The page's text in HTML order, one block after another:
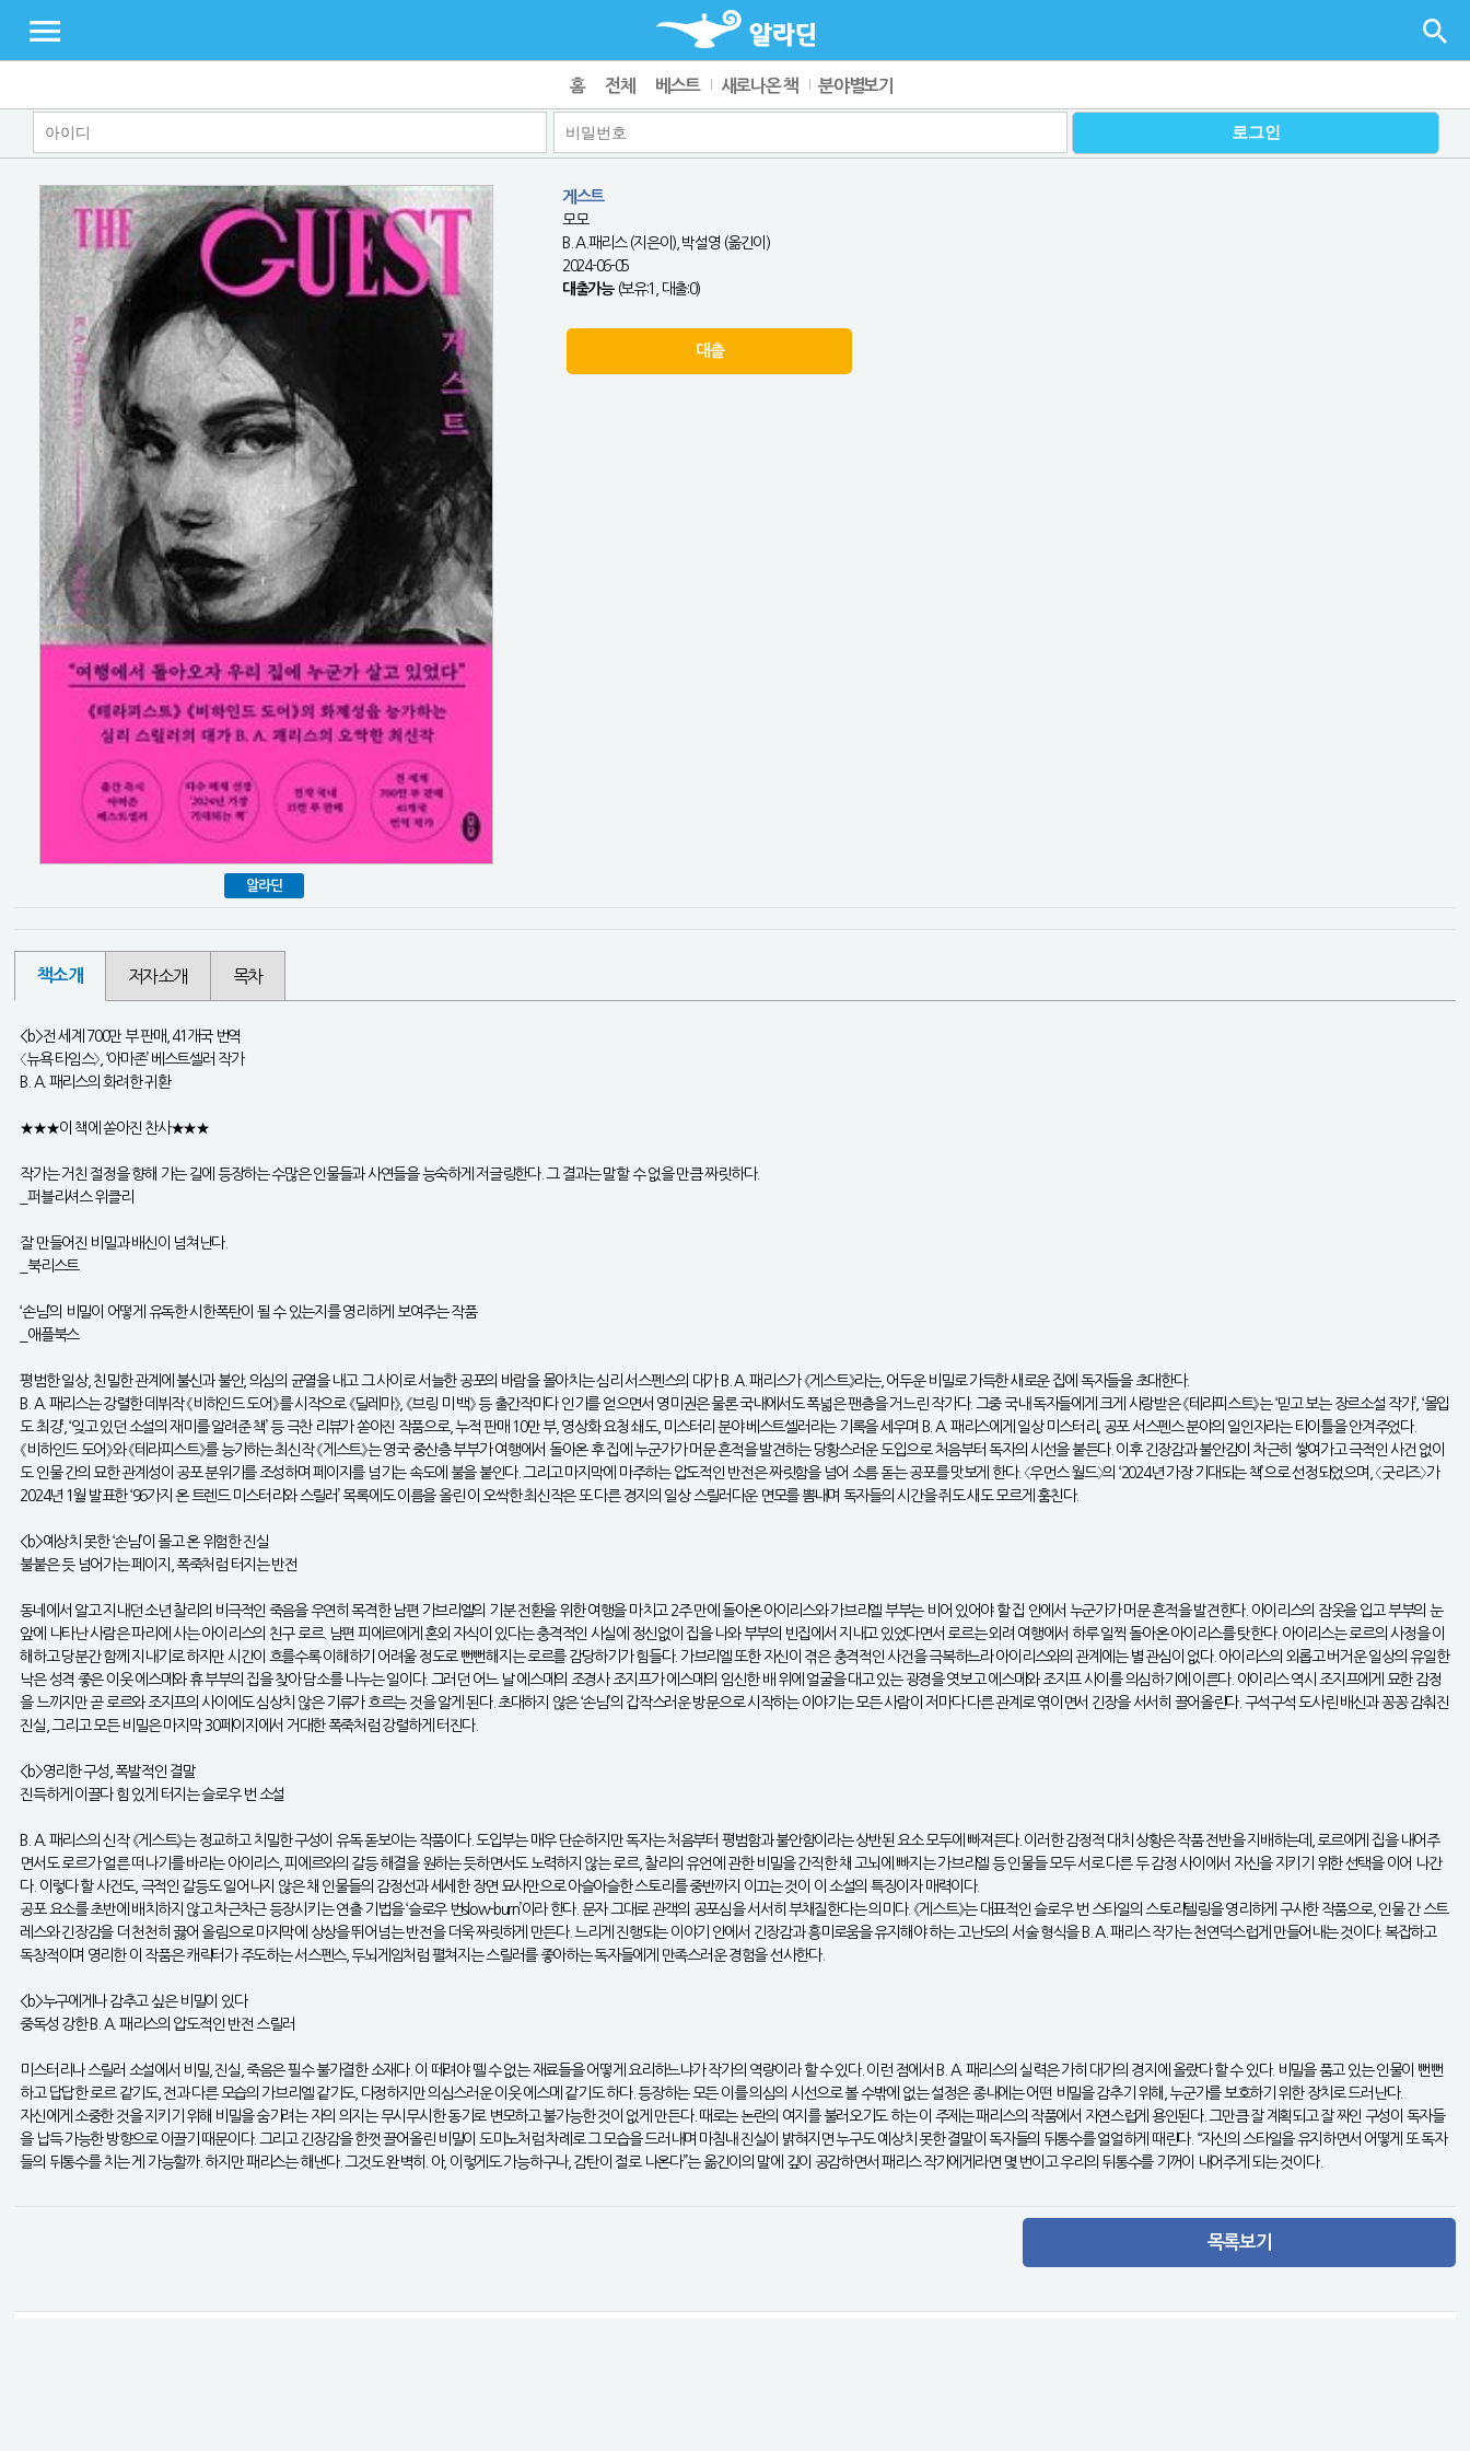
홈 전체 베스트 새로나온 책 분야별보기
알라딘
게스트
모모
B. A.패리스 (지은이), 박설영 (옮긴이)
2024-06-05
대출가능(보유:1, 대출:0)
대출
책소개 저자소개 목차
<b>전 세계 700만 부 판매, 41개국 번역
〈뉴욕 타임스〉, ‘아마존’ 베스트셀러 작가
B. A. 패리스의 화려한 귀환
★★★이 책에 쏟아진 찬사★★★
작가는 거친 절정을 향해 가는 길에 등장하는 수많은 인물들과 사연들을 능숙하게 저글링한다. 그 결과는 말할 수 없을 만큼 짜릿하다.
_퍼블리셔스 위클리
잘 만들어진 비밀과 배신이 넘쳐난다.
_북리스트
‘손님’의 비밀이 어떻게 유독한 시한폭탄이 될 수 있는지를 영리하게 보여주는 작품
_애플북스
평범한 일상, 친밀한 관계에 불신과 불안, 의심의 균열을 내고 그 사이로 서늘한 공포의 바람을 몰아치는 심리 서스펜스의 대가 B. A. 패리스가 《게스트》라는, 어두운 비밀로 가득한 새로운 집에 독자들을 초대한다.
B. A. 패리스는 강렬한 데뷔작 《비하인드 도어》를 시작으로 《딜레마》, 《브링 미 백》 등 출간작마다 인기를 얻으면서 영미권은 물론 국내에서도 폭넓은 팬층을 거느린 작가다. 그중 국내 독자들에게 크게 사랑받은 《테라피스트》는 ‘믿고 보는 장르소설 작가’, ‘몰입
도 최강’, ‘잊고 있던 소설의 재미를 알려준 책’ 등 극찬 리뷰가 쏟아진 작품으로, 누적 판매 10만 부, 영상화 요청 쇄도, 미스터리 분야 베스트셀러라는 기록을 세우며 B. A. 패리스에게 일상 미스터리, 공포 서스펜스 분야의 일인자라는 타이틀을 안겨주었다.
《비하인드 도어》와 《테라피스트》를 능가하는 최신작 《게스트》는 영국 중산층 부부가 여행에서 돌아온 후 집에 누군가가 머문 흔적을 발견하는 당황스러운 도입으로 처음부터 독자의 시선을 붙든다. 이후 긴장감과 불안감이 차근히 쌓여가고 극적인 사건 없이
도 인물 간의 묘한 관계성이 공포 분위기를 조성하며 페이지를 넘기는 속도에 불을 붙인다. 그리고 마지막에 마주하는 압도적인 반전은 짜릿함을 넘어 소름 돋는 공포를 맛보게 한다. 〈우먼스 월드〉의 ‘2024년 가장 기대되는 책’으로 선정되었으며, 〈굿리즈〉가
2024년 1월 발표한 ‘96가지 온 트렌드 미스터리와 스릴러’ 목록에도 이름을 올린 이 오싹한 최신작은 또 다른 경지의 일상 스릴러다운 면모를 뽐내며 독자들의 시간을 쥐도 새도 모르게 훔친다.
<b>예상치 못한 ‘손님’이 몰고 온 위험한 진실
불붙은 듯 넘어가는 페이지, 폭죽처럼 터지는 반전
동네에서 알고 지내던 소년 찰리의 비극적인 죽음을 우연히 목격한 남편 가브리엘의 기분 전환을 위한 여행을 마치고 2주 만에 돌아온 아이리스와 가브리엘 부부는 비어 있어야 할 집 안에서 누군가가 머문 흔적을 발견한다. 아이리스의 잠옷을 입고 부부의 눈
앞에 나타난 사람은 파리에 사는 아이리스의 친구 로르. 남편 피에르에게 혼외 자식이 있다는 충격적인 사실에 정신없이 집을 나와 부부의 빈집에서 지내고 있었다면서 로르는 외려 여행에서 하루 일찍 돌아온 아이리스를 탓한다. 아이리스는 로르의 사정을 이
해하고 당분간 함께 지내기로 하지만 시간이 흐를수록 이해하기 어려울 정도로 뻔뻔해지는 로르를 감당하기가 힘들다. 가브리엘 또한 자신이 겪은 충격적인 사건을 극복하느라 아이리스와의 관계에는 별 관심이 없다. 아이리스의 외롭고 버거운 일상의 유일한
낙은 성격 좋은 이웃 에스메와 휴 부부의 집을 찾아 담소를 나누는 일이다. 그러던 어느 날 에스메의 조경사 조지프가 에스메의 임신한 배 위에 얼굴을 대고 있는 광경을 엿보고 에스메와 조지프 사이를 의심하기에 이른다. 아이리스 역시 조지프에게 묘한 감정
을 느끼지만 곧 로르와 조지프의 사이에도 심상치 않은 기류가 흐르는 것을 알게 된다. 초대하지 않은 ‘손님’의 갑작스러운 방문으로 시작하는 이야기는 모든 사람이 저마다 다른 관계로 엮이면서 긴장을 서서히 끌어올린다. 구석구석 도사린 배신과 꽁꽁 감춰진
진실, 그리고 모든 비밀은 마지막 30페이지에서 거대한 폭죽처럼 강렬하게 터진다.
<b>영리한 구성, 폭발적인 결말
진득하게 이끌다 힘 있게 터지는 슬로우 번 소설
B. A. 패리스의 신작 《게스트》는 정교하고 치밀한 구성이 유독 돋보이는 작품이다. 도입부는 매우 단순하지만 독자는 처음부터 평범함과 불안함이라는 상반된 요소 모두에 빠져든다. 이러한 감정적 대치 상황은 작품 전반을 지배하는데, 로르에게 집을 내어주
면서도 로르가 얼른 떠나기를 바라는 아이리스, 피에르와의 갈등 해결을 원하는 듯하면서도 노력하지 않는 로르, 찰리의 유언에 관한 비밀을 간직한 채 고뇌에 빠지는 가브리엘 등 인물들 모두 서로 다른 두 감정 사이에서 자신을 지키기 위한 선택을 이어 나간
다. 이렇다 할 사건도, 극적인 갈등도 일어나지 않은 채 인물들의 감정선과 세세한 장면 묘사만으로 아슬아슬한 스토리를 중반까지 이끄는 것이 이 소설의 특징이자 매력이다.
공포 요소를 초반에 배치하지 않고 차근차근 등장시키는 연출 기법을 ‘슬로우 번slow-burn’이라 한다. 문자 그대로 관객의 공포심을 서서히 부채질한다는 의미다. 《게스트》는 대표적인 슬로우 번 스타일의 스토리텔링을 영리하게 구사한 작품으로, 인물 간 스트
레스와 긴장감을 더 천천히 끓어 올림으로 마지막에 상상을 뛰어넘는 반전을 더욱 짜릿하게 만든다. 느리게 진행되는 이야기 안에서 긴장감과 흥미로움을 유지해야 하는 고난도의 서술 형식을 B. A. 패리스 작가는 천연덕스럽게 만들어내는 것이다. 복잡하고
독창적이며 영리한 이 작품은 캐릭터가 주도하는 서스펜스, 두뇌게임처럼 펼쳐지는 스릴러를 좋아하는 독자들에게 만족스러운 경험을 선사한다.
<b>누구에게나 감추고 싶은 비밀이 있다
중독성 강한 B. A. 패리스의 압도적인 반전 스릴러
미스터리나 스릴러 소설에서 비밀, 진실, 죽음은 필수 불가결한 소재다. 이 떼려야 뗄 수 없는 재료들을 어떻게 요리하느냐가 작가의 역량이라 할 수 있다. 이런 점에서 B. A. 패리스의 실력은 가히 대가의 경지에 올랐다 할 수 있다. 비밀을 품고 있는 인물이 뻔뻔
하고 답답한 로르 같기도, 전과 다른 모습의 가브리엘 같기도, 다정하지만 의심스러운 이웃 에스메 같기도 하다. 등장하는 모든 이를 의심의 시선으로 볼 수밖에 없는 설정은 종내에는 어떤 비밀을 감추기 위해, 누군가를 보호하기 위한 장치로 드러난다.
자신에게 소중한 것을 지키기 위해 비밀을 숨기려는 자의 의지는 무시무시한 동기로 변모하고 불가능한 것이 없게 만든다. 때로는 논란의 여지를 불러오기도 하는 이 주제는 패리스의 작품에서 자연스럽게 용인된다. 그만큼 잘 계획되고 잘 짜인 구성이 독자들
을 납득 가능한 방향으로 이끌기 때문이다. 그리고 긴장감을 한껏 끌어올린 비밀이 도미노처럼 차례로 그 모습을 드러내며 마침내 진실이 밝혀지면 누구도 예상치 못한 결말이 독자들의 뒤통수를 얼얼하게 때린다. “자신의 스타일을 유지하면서 어떻게 또 독자
들의 뒤통수를 치는 게 가능할까. 하지만 패리스는 해낸다. 그것도 완벽히. 아, 이렇게도 가능하구나, 감탄이 절로 나온다”는 옮긴이의 말에 깊이 공감하면서 패리스 작가에게라면 몇 번이고 우리의 뒤통수를 기꺼이 내어주게 되는 것이다.
목록보기